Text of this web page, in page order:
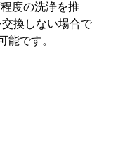
度の洗浄を推
換しない場合で
能です。